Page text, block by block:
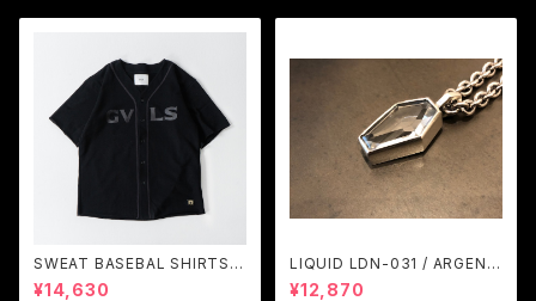
SWEAT BASEBAL SHIRTS
(BLACK) / GAVIAL
¥14,630
LIQUID LDN-031 / ARGENT
GLEAM
¥12,870